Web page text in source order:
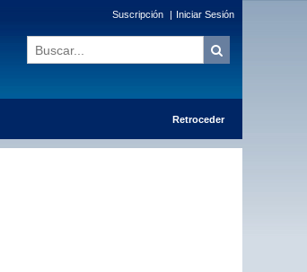
Suscripción | Iniciar Sesión
Retroceder